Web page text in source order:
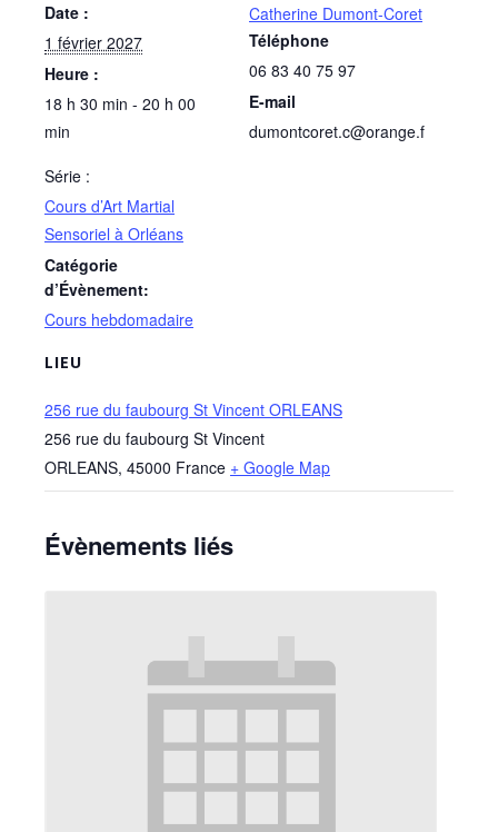
Date :
1 février 2027
Heure :
18 h 30 min - 20 h 00
min
Série :
Cours d’Art Martial
Sensoriel à Orléans
Catégorie
d’Évènement:
Cours hebdomadaire
LIEU
256 rue du faubourg St Vincent ORLEANS
256 rue du faubourg St Vincent
ORLEANS, 45000 France + Google Map
Catherine Dumont-Coret
Téléphone
06 83 40 75 97
E-mail
dumontcoret.c@orange.f
Évènements liés